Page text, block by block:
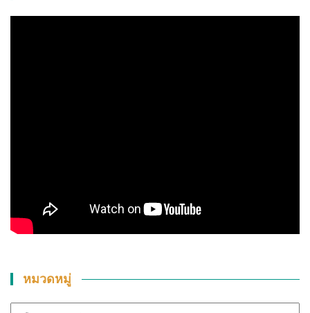
หมวดหมู่